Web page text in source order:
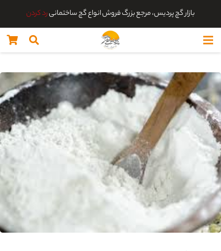
بازار گچ پردیس، مرجع بزرگ فروش انواع گچ ساختمانیرد کردن